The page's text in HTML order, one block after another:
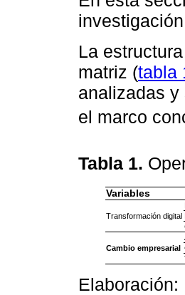
La
matriz (tabla
analizadas
el marco
Tabla 1.
Variables
Transformación digital
Cambio empresarial
Elaboración: